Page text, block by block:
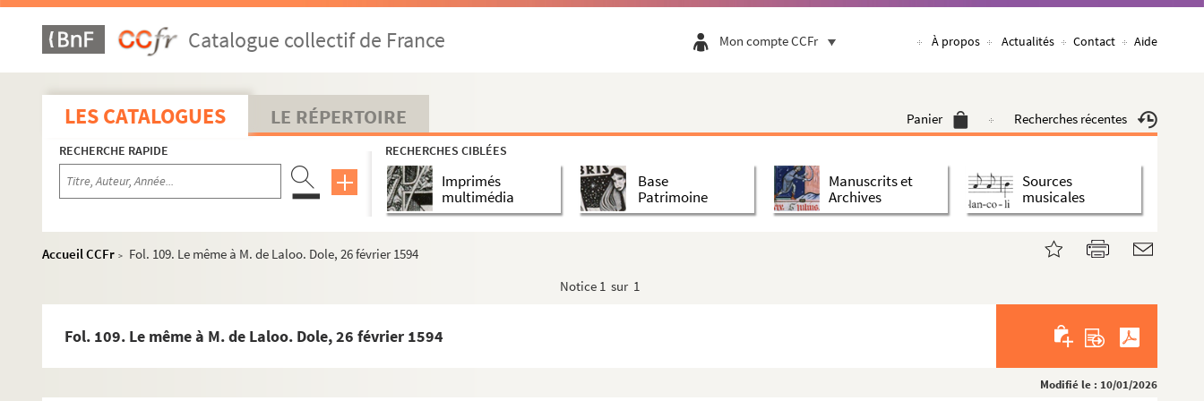
Catalogue collectif de France Mon compte CCFr À propos Actualités Contact Aide
LES CATALOGUES LE RÉPERTOIRE Panier Recherches récentes
RECHERCHE RAPIDE RECHERCHES CIBLÉES
Imprimés
multimédia
Base
Patrimoine
Manuscrits et
Archives
Sources
musicales
Accueil CCFr >
Fol. 109. Le même à M. de Laloo. Dole, 26 février 1594
Notice 1 sur 1
Fol. 109. Le même à M. de Laloo. Dole, 26 février 1594
Modifié le : 10/01/2026
Fol. 18. M. de Champagney à Ant. Houst. Dole, 22 janvier 1594
Fol. 20. Jean Camus à M. de Champagney. Bruxelles, 15 janvier 1594
Fol. 21. Déclaration des villes et châteaux pris sur les Turcs. 1593
Fol. 23. M. de Champagney à don Juan de Idiaques. Dole, 17 janvier 1594
Fol. 29. M. de Champagney à Charles de Mansfeld. Dole, 17 janvier 1594
Fol. 33. André de Laloo à M. de Champagney. Madrid, 29 janvier 1594
Fol. 39. Le comte Pierre de Mansfeld au roi Philippe II. Bruxelles, 21 août 1593
Fol. 46. M. de Champagney à M. d'Assonleville. Dole, 24 janvier 1594